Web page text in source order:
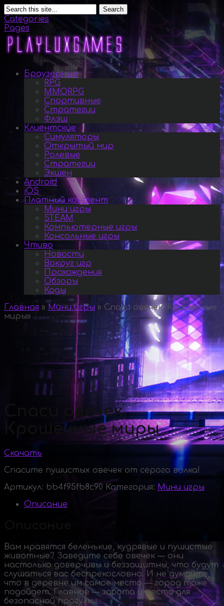
Search
Categories
Pages
Браузерные
RPG
MMORPG
Спортивные
Стратегии
Флэш
Клиентские
Симуляторы
Открытый мир
Ролевые
Стратегии
Экшен
Android
iOS
Платный контент
Мини игры
STEAM
Компьютерные игры
Консольные игры
Чтиво
Новости
Вокруг игр
Прохождения
Обзоры
Коды
Главная » Мини игры » Спаси овечек. Крошечные
миры»
Спаси овечек.
Крошечные миры
Скачать
Спасите пушистых овечек от серого волка!
Артикул: bb4f95fb8c90 Категория: Мини игры
Описание
Вам нравятся беленькие, кудрявые и пушистые
животные? Заведите себе овечек — они
настолько доверчивы и беззащитны, что будут
слушаться вас беспрекословно. И не думайте,
что в деревне им самое место — город тоже
подойдет. Главное — забота и место для
безопасной прогулки.